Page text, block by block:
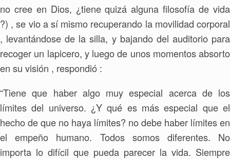
no cree en Dios, ¿tiene quizá alguna filosofía de vida
?) , se vio a sí mismo recuperando la movilidad corporal
, levantándose de la silla, y bajando del auditorio para
recoger un lapicero, y luego de unos momentos absorto
en su visión , respondió :
“Tiene que haber algo muy especial acerca de los
límites del universo. ¿Y qué es más especial que el
hecho de que no haya límites? no debe haber límites en
el empeño humano. Todos somos diferentes. No
importa lo difícil que pueda parecer la vida. Siempre